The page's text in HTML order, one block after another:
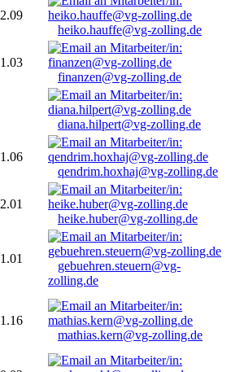
2.09
heiko.hauffe@vg-zolling.de
1.03
finanzen@vg-zolling.de
diana.hilpert@vg-zolling.de
1.06
qendrim.hoxhaj@vg-zolling.de
2.01
heike.huber@vg-zolling.de
1.01
gebuehren.steuern@vg-
zolling.de
1.16
mathias.kern@vg-zolling.de